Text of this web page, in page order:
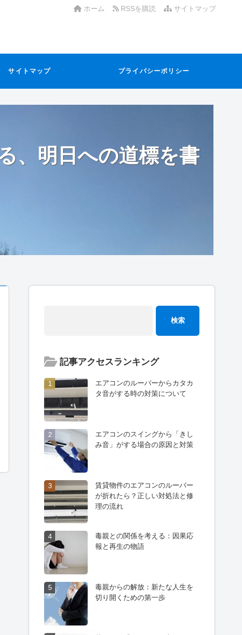
サイトマップ
RSSを購読
ホーム
サイトマップ プライバシーポリシー
、明日への道標を書
記事アクセスランキング
1
エアコンのルーバーからカタカ
タ音がする時の対策について
2
エアコンのスイングから「きし
み音」がする場合の原因と対策
3
賃貸物件のエアコンのルーバー
が折れたら？正しい対処法と修
理の流れ
4
毒親との関係を考える：因果応
報と再生の物語
5
毒親からの解放：新たな人生を
切り開くための第一歩